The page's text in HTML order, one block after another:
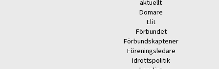
aktuellt
Domare
Elit
Förbundet
Förbundskaptener
Föreningsledare
Idrottspolitik